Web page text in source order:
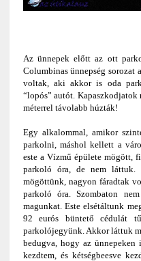
Az ünnepek előtt az ott
Columbinas ünnepség sorozat
voltak, aki akkor is oda
“lopós” autót.
méterrel távolabb húzták!
Egy alkalommal, amikor
parkolni, máshol kellett a
este a Vízmű épülete mögött,
parkoló óra, de nem
mögöttünk, nagyon fáradtak
parkoló óra. Szombaton
magunkat. Este elsétáltunk
92 eurós büntető cédulát
parkolójegyünk. Akkor láttuk
bedugva, hogy az ünnepeken
kezdtem, és kétségbeesve